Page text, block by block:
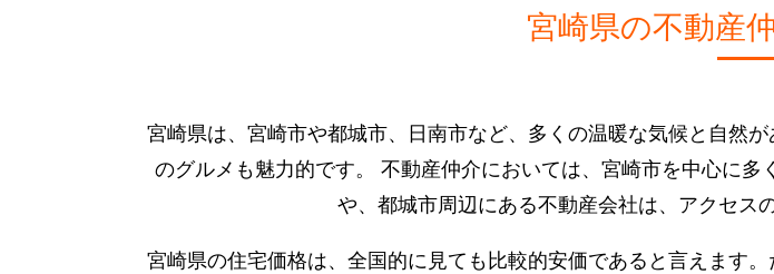
宮崎県の不動産
宮崎県は、宮崎市や都城市、日南市など、多くの温暖な気候と自然
のグルメも魅力的です。 不動産仲介においては、宮崎市を中心に
や、都城市周辺にある不動産会社は、アクセス
宮崎県の住宅価格は、全国的に見ても比較的安価であると言えます